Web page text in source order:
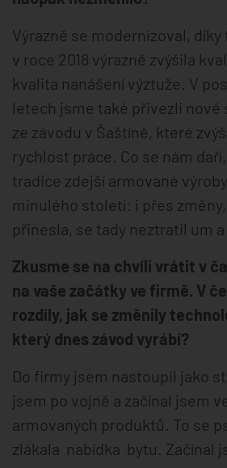
Výrazně se modernizoval,
v roce 2018 výrazně zvýšila
kvalita nanášení výztuže. V
letech jsme také přivezli nové
ze závodu v Šaštíně, které
rychlost práce. Co se nám
tradice zdejší armované
minulého století: i přes
přinesla, se tady neztratil um
Zkusme se na chvíli vrátit v
na vaše začátky ve firmě. V
rozdíly, jak se změnily
který dnes závod vyrábí?
Do firmy jsem nastoupil jako
jsem po vojně a začínal jsem
armovaných produktů. To se
zlákala nabídka bytu. Začínal